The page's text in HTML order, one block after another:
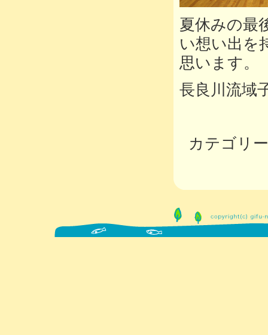
夏休みの最
い想い出を
思います。
長良川流域
カテゴリ